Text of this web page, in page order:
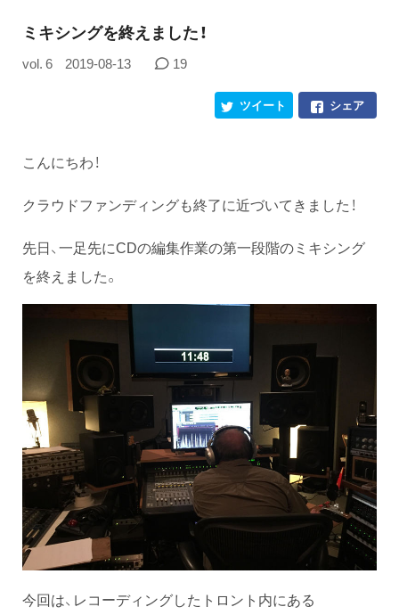
ミキシングを終えました！
vol. 6 2019-08-13 19
シェア
ツイート
こんにちわ！
クラウドファンディングも終了に近づいてきました！
先日、一足先にCDの編集作業の第一段階のミキシング
を終えました。
今回は、レコーディングしたトロント内にある